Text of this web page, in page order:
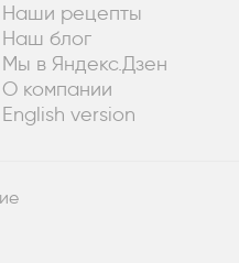
Наши рецепты
Наш блог
Мы в Яндекс.Дзен
О компании
English version